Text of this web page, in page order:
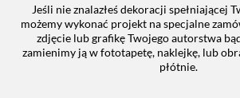
Jeśli nie znalazłeś dekoracji spełniającej
możemy wykonać projekt na specjalne
zdjęcie lub grafikę Twojego autorstwa
zamienimy ją w fototapetę, naklejkę, lub
płótnie.